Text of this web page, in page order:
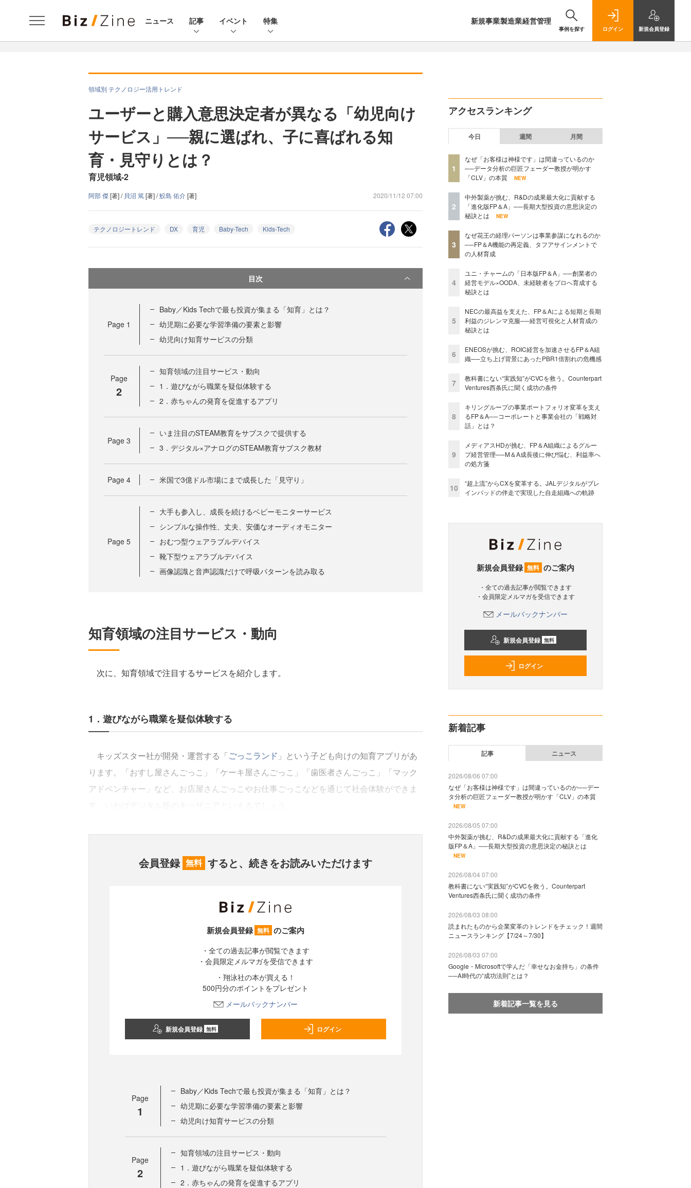
ニュース 記事 イベント 特集 新規事業製造業経営管理
事例を探す ログイン 新規会員登録
領域別 テクノロジー活用トレンド
ユーザーと購入意思決定者が異なる「幼児向け
サービス」──親に選ばれ、子に喜ばれる知
育・見守りとは？
育児領域-2
阿部 傑[著] / 貝沼 篤[著] /鮫島 佑介[著] 2020/11/12 07:00
テクノロジートレンド DX 育児 Baby-Tech Kids-Tech
目次
Page 1
Baby／Kids Techで最も投資が集まる「知育」とは？
幼児期に必要な学習準備の要素と影響
幼児向け知育サービスの分類
Page
2
知育領域の注目サービス・動向
1．遊びながら職業を疑似体験する
2．赤ちゃんの発育を促進するアプリ
Page 3
いま注目のSTEAM教育をサブスクで提供する
3．デジタル×アナログのSTEAM教育サブスク教材
Page 4 米国で3億ドル市場にまで成長した「見守り」
Page 5
大手も参入し、成長を続けるベビーモニターサービス
シンプルな操作性、丈夫、安価なオーディオモニター
おむつ型ウェアラブルデバイス
靴下型ウェアラブルデバイス
画像認識と音声認識だけで呼吸パターンを読み取る
知育領域の注目サービス・動向
次に、知育領域で注目するサービスを紹介します。
1．遊びながら職業を疑似体験する
キッズスター社が開発・運営する「ごっこランド 」という子ども向けの知育アプリがあ
ります。「おすし屋さんごっこ」「ケーキ屋さんごっこ」「歯医者さんごっこ」「マック
アドベンチャー」など、お店屋さんごっこやお仕事ごっこなどを通じて社会体験ができま
会員登録 無料 すると、続きをお読みいただけます
新規会員登録 無料 のご案内
・全ての過去記事が閲覧できます
・会員限定メルマガを受信できます
・翔泳社の本が買える！
500円分のポイントをプレゼント
メールバックナンバー
新規会員登録 無料 ログイン
Page
1
Baby／Kids Techで最も投資が集まる「知育」とは？
幼児期に必要な学習準備の要素と影響
幼児向け知育サービスの分類
Page
2
知育領域の注目サービス・動向
1．遊びながら職業を疑似体験する
2．赤ちゃんの発育を促進するアプリ
アクセスランキング
今日 週間 月間
1
なぜ「お客様は神様です」は間違っているのか
──データ分析の巨匠フェーダー教授が明かす
「CLV」の本質
NEW
2
中外製薬が挑む、R&Dの成果最大化に貢献する
「進化版FP＆A」──長期大型投資の意思決定の
秘訣とは
NEW
3
なぜ花王の経理パーソンは事業参謀になれるのか
──FP＆A機能の再定義、タフアサインメントで
の人材育成
4
ユニ・チャームの「日本版FP＆A」──創業者の
経営モデル×OODA、未経験者をプロへ育成する
秘訣とは
5
NECの最高益を支えた、FP＆Aによる短期と長期
利益のジレンマ克服──経営可視化と人材育成の
秘訣とは
6
ENEOSが挑む、ROIC経営を加速させるFP＆A組
織──立ち上げ背景にあったPBR1倍割れの危機感
7
教科書にない“実践知”がCVCを救う。Counterpart
Ventures西条氏に聞く成功の条件
8
キリングループの事業ポートフォリオ変革を支え
るFP＆A──コーポレートと事業会社の「戦略対
話」とは？
9
メディアスHDが挑む、FP＆A組織によるグルー
プ経営管理──M＆A成長後に伸び悩む、利益率へ
の処方箋
10
“超上流”からCXを変革する。JALデジタルがブレ
インパッドの伴走で実現した自走組織への軌跡
新規会員登録 無料 のご案内
・全ての過去記事が閲覧できます
・会員限定メルマガを受信できます
メールバックナンバー
新規会員登録 無料
ログイン
新着記事
記事 ニュース
2026/08/06 07:00
なぜ「お客様は神様です」は間違っているのか──デー
タ分析の巨匠フェーダー教授が明かす「CLV」の本質
NEW
2026/08/05 07:00
中外製薬が挑む、R&Dの成果最大化に貢献する「進化
版FP＆A」──長期大型投資の意思決定の秘訣とは
NEW
2026/08/04 07:00
教科書にない“実践知”がCVCを救う。Counterpart
Ventures西条氏に聞く成功の条件
2026/08/03 08:00
読まれたものから企業変革のトレンドをチェック！週間
ニュースランキング【7/24～7/30】
2026/08/03 07:00
Google・Microsoftで学んだ「幸せなお金持ち」の条件
──AI時代の“成功法則”とは？
新着記事一覧を見る